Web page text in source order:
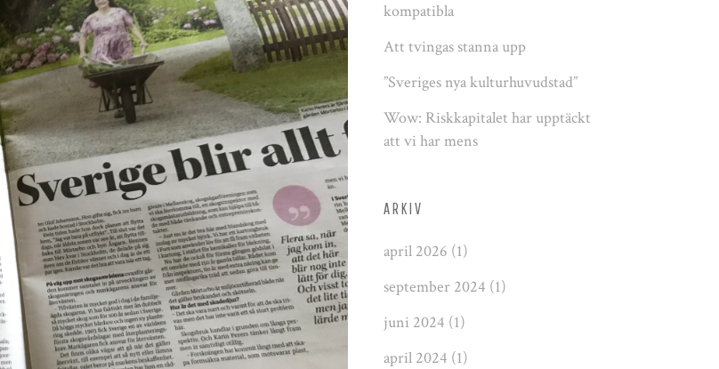
kompatibla
Att tvingas stanna upp
”Sveriges nya kulturhuvudstad”
Wow: Riskkapitalet har upptäckt
att vi har mens
ARKIV
april 2026 (1)
september 2024 (1)
juni 2024 (1)
april 2024 (1)